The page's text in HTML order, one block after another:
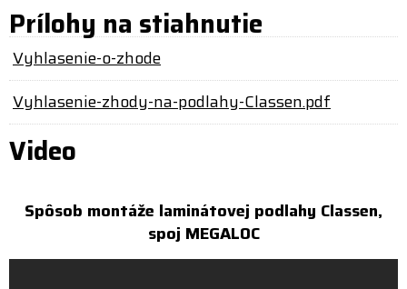
Prílohy na stiahnutie
Vyhlasenie-o-zhode
Vyhlasenie-zhody-na-podlahy-Classen.pdf
Video
Spôsob montáže laminátovej podlahy Classen,
spoj MEGALOC